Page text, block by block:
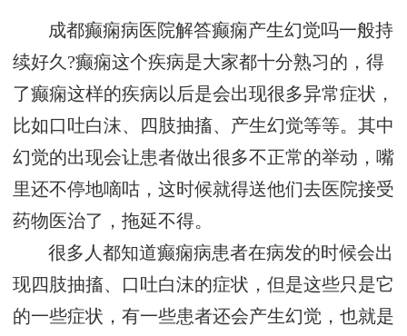
成都癫痫病医院解答癫痫产生幻觉吗一般持
续好久?癫痫这个疾病是大家都十分熟习的，得
了癫痫这样的疾病以后是会出现很多异常症状，
比如口吐白沫、四肢抽搐、产生幻觉等等。其中
幻觉的出现会让患者做出很多不正常的举动，嘴
里还不停地嘀咕，这时候就得送他们去医院接受
药物医治了，拖延不得。
很多人都知道癫痫病患者在病发的时候会出
现四肢抽搐、口吐白沫的症状，但是这些只是它
的一些症状，有一些患者还会产生幻觉，也就是